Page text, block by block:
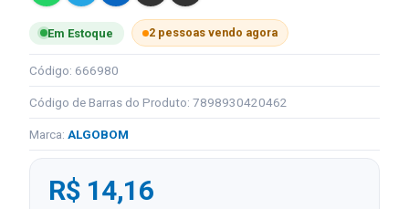
Em Estoque 2 pessoas vendo agora
Código: 666980
Código de Barras do Produto: 7898930420462
Marca: ALGOBOM
R$ 14,16